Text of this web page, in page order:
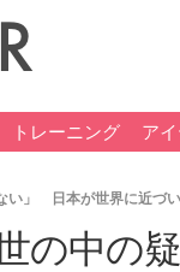
トレーニング ア
い」 日本が世界に近づ
の中の